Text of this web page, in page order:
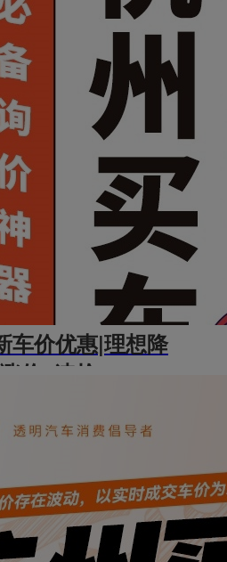
车价优惠|理想降
价~速抢